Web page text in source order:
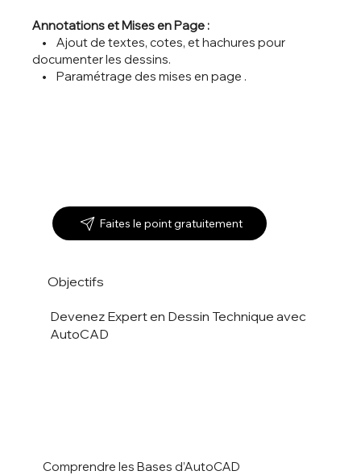
Annotations et Mises en Page :
• Ajout de textes, cotes, et hachures pour
documenter les dessins.
• Paramétrage des mises en page .
Faites le point gratuitement
Objectifs
Devenez Expert en Dessin Technique avec
AutoCAD
Comprendre les Bases d’AutoCAD